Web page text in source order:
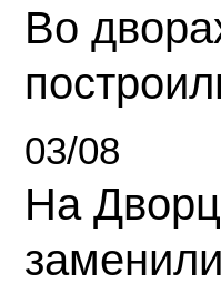
Во
03/08
На